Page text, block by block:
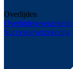
Overlijden
Successieverzekering